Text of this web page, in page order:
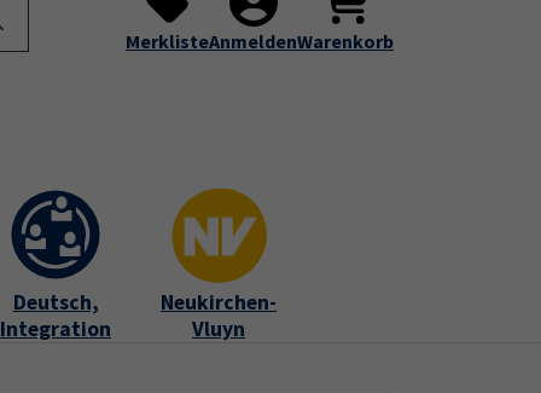
Submenu for "Programm"
Über uns Submenu for "Über uns"
Service Submenu for
MerklisteAnmeldenWarenkorb
Deutsch,
Integration
Neukirchen-
Vluyn